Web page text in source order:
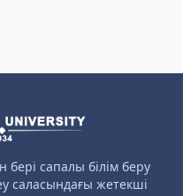
бері сапалы білім беру
саласындағы жетекші